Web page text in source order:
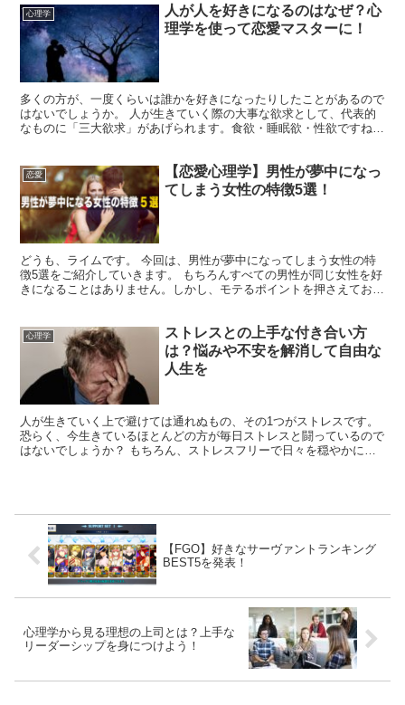
心理学
人が人を好きになるのはなぜ？心
理学を使って恋愛マスターに！
多くの方が、一度くらいは誰かを好きになったりしたことがあるので
はないでしょうか。 人が生きていく際の大事な欲求として、代表的
なものに「三大欲求」があげられます。食欲・睡眠欲・性欲ですね。
恋愛
【恋愛心理学】男性が夢中になっ
てしまう女性の特徴5選！
どうも、ライムです。 今回は、男性が夢中になってしまう女性の特
徴5選をご紹介していきます。 もちろんすべての男性が同じ女性を好
きになることはありません。しかし、モテるポイントを押さえておけ
心理学
ストレスとの上手な付き合い方
は？悩みや不安を解消して自由な
人生を
人が生きていく上で避けては通れぬもの、その1つがストレスです。
恐らく、今生きているほとんどの方が毎日ストレスと闘っているので
はないでしょうか？ もちろん、ストレスフリーで日々を穏やかに過
【FGO】好きなサーヴァントランキング
BEST5を発表！
心理学から見る理想の上司とは？上手な
リーダーシップを身につけよう！